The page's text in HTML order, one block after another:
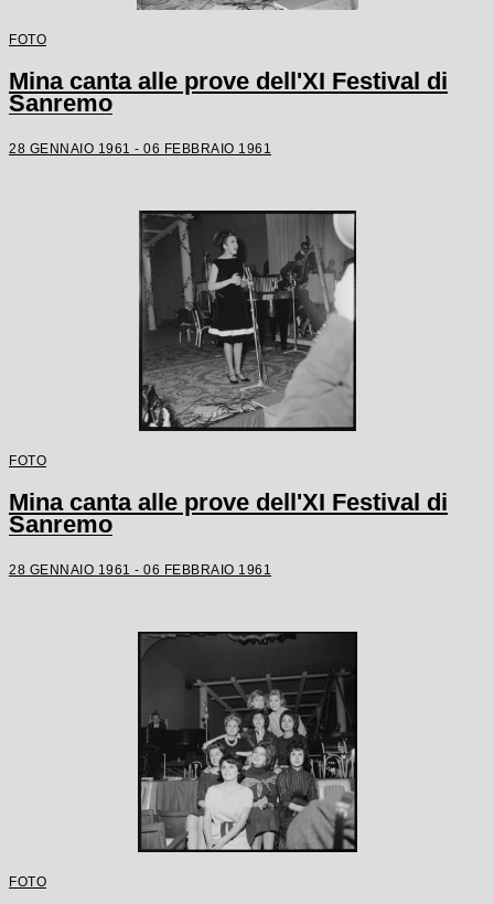
FOTO
Mina canta alle prove dell'XI Festival di
Sanremo
28 GENNAIO 1961 - 06 FEBBRAIO 1961
FOTO
Mina canta alle prove dell'XI Festival di
Sanremo
28 GENNAIO 1961 - 06 FEBBRAIO 1961
FOTO